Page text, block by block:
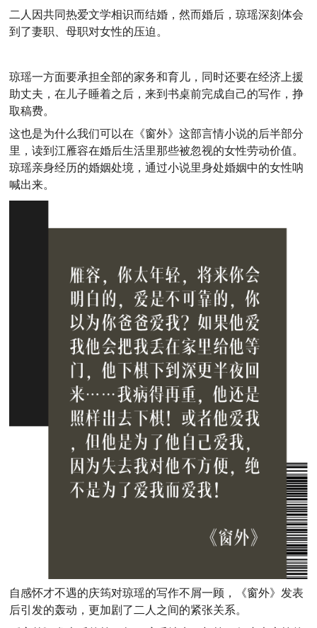
二人因共同热爱文学相识而结婚，然而婚后，琼瑶深刻体会
到了妻职、母职对女性的压迫。
琼瑶一方面要承担全部的家务和育儿，同时还要在经济上援
助丈夫，在儿子睡着之后，来到书桌前完成自己的写作，挣
取稿费。
这也是为什么我们可以在《窗外》这部言情小说的后半部分
里，读到江雁容在婚后生活里那些被忽视的女性劳动价值。
琼瑶亲身经历的婚姻处境，通过小说里身处婚姻中的女性呐
喊出来。
自感怀才不遇的庆筠对琼瑶的写作不屑一顾，《窗外》发表
后引发的轰动，更加剧了二人之间的紧张关系。